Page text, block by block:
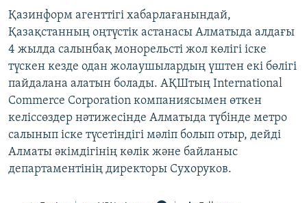
Skip
to
Search
ӘЛЕУМЕТ
ӘЛЕМ
АРНАЙЫ ЖОБАЛАР
Русский
ЖАЗЫЛЫҢЫЗ
Қазинформ агенттігі хабарлағанындай,
Қазақстанның оңтүстік астанасы Алматыда алдағы
4 жылда салынбақ монорельсті жол көлігі іске
түскен кезде одан жолаушылардың үштен екі бөлігі
пайдалана алатын болады. АҚШтың International
Commerce Corporation компаниясымен өткен
келіссөздер нәтижесінде Алматыда түбінде метро
салынып іске түсетіндігі мәліп болып отыр, дейді
Алматы әкімдігінің көлік және байланыс
департаментінің директоры Сухоруков.